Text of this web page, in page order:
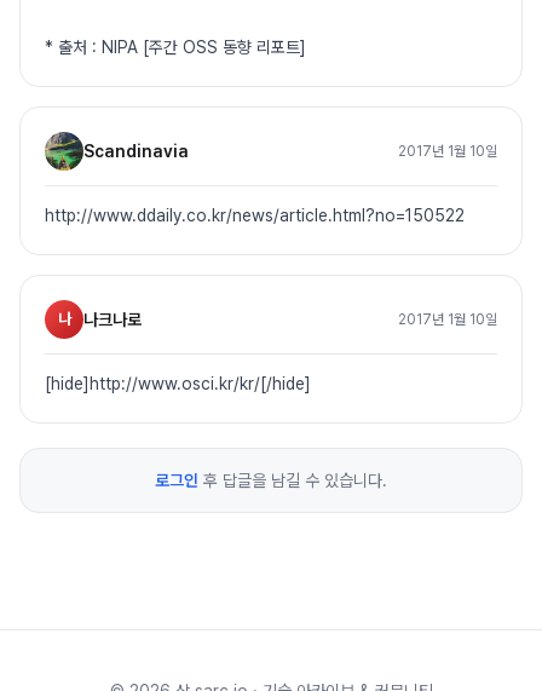
* 출처 : NIPA [주간 OSS 동향 리포트]
Scandinavia 2017년 1월 10일
http://www.ddaily.co.kr/news/article.html?no=150522
나 나크나로 2017년 1월 10일
[hide]http://www.osci.kr/kr/[/hide]
로그인 후 답글을 남길 수 있습니다.